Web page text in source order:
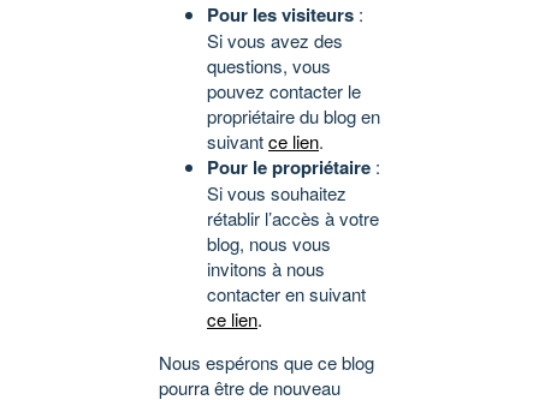
Pour les visiteurs :
Si vous avez des
questions, vous
pouvez contacter le
propriétaire du blog en
suivantce lien.
Pour le propriétaire :
Si vous souhaitez
rétablir l’accès à votre
blog, nous vous
invitons à nous
contacter en suivant
ce lien.
Nous espérons que ce blog
pourra être de nouveau